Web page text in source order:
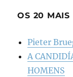
OS 20 MAIS
Pieter
A
HOMENS